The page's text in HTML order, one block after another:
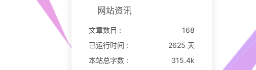
网站资讯
文章数目 :
168
已运行时间 :
2625 天
本站总字数 :
315.4k